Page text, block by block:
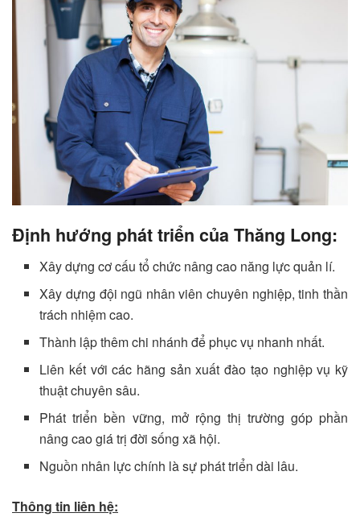
Định hướng phát triển của Thăng Long:
Xây dựng cơ cấu tổ chức nâng cao năng lực quản lí.
Xây dựng đội ngũ nhân viên chuyên nghiệp, tinh thần
trách nhiệm cao.
Thành lập thêm chi nhánh để phục vụ nhanh nhất.
Liên kết với các hãng sản xuất đào tạo nghiệp vụ kỹ
thuật chuyên sâu.
Phát triển bền vững, mở rộng thị trường góp phần
nâng cao giá trị đời sống xã hội.
Nguồn nhân lực chính là sự phát triển dài lâu.
Thông tin liên hệ: